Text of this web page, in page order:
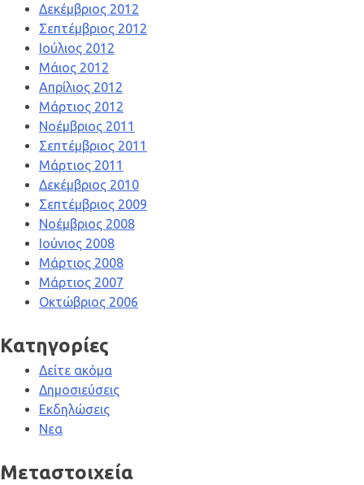
Δεκέμβριος 2012
Σεπτέμβριος 2012
Ιούλιος 2012
Μάιος 2012
Απρίλιος 2012
Μάρτιος 2012
Νοέμβριος 2011
Σεπτέμβριος 2011
Μάρτιος 2011
Δεκέμβριος 2010
Σεπτέμβριος 2009
Νοέμβριος 2008
Ιούνιος 2008
Μάρτιος 2008
Μάρτιος 2007
Οκτώβριος 2006
Kατηγορίες
Δείτε ακόμα
Δημοσιεύσεις
Εκδηλώσεις
Νεα
Μεταστοιχεία